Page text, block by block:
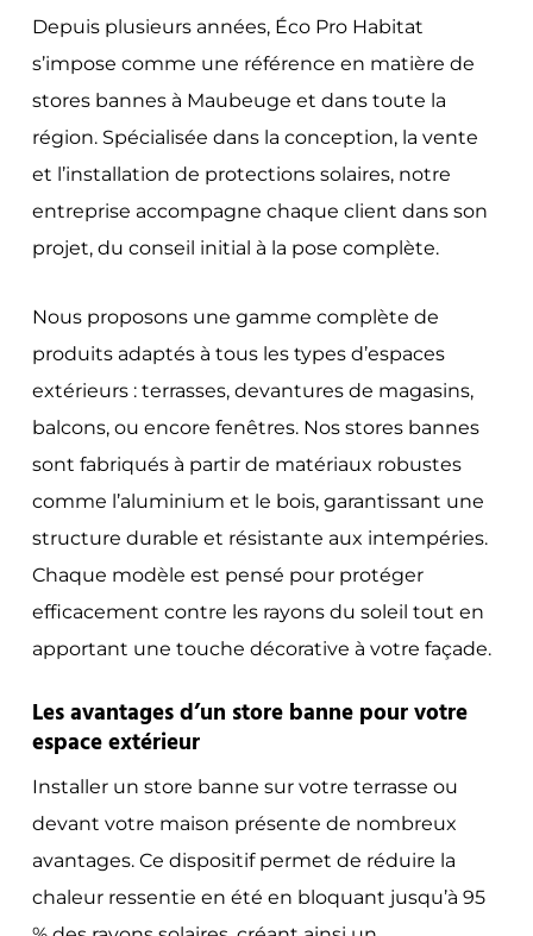
Depuis plusieurs années, Éco Pro Habitat
s’impose comme une référence en matière de
stores bannes à Maubeuge et dans toute la
région. Spécialisée dans la conception, la vente
et l’installation de protections solaires, notre
entreprise accompagne chaque client dans son
projet, du conseil initial à la pose complète.
Nous proposons une gamme complète de
produits adaptés à tous les types d’espaces
extérieurs : terrasses, devantures de magasins,
balcons, ou encore fenêtres. Nos stores bannes
sont fabriqués à partir de matériaux robustes
comme l’aluminium et le bois, garantissant une
structure durable et résistante aux intempéries.
Chaque modèle est pensé pour protéger
efficacement contre les rayons du soleil tout en
apportant une touche décorative à votre façade.
Les avantages d’un store banne pour votre
espace extérieur
Installer un store banne sur votre terrasse ou
devant votre maison présente de nombreux
avantages. Ce dispositif permet de réduire la
chaleur ressentie en été en bloquant jusqu’à 95